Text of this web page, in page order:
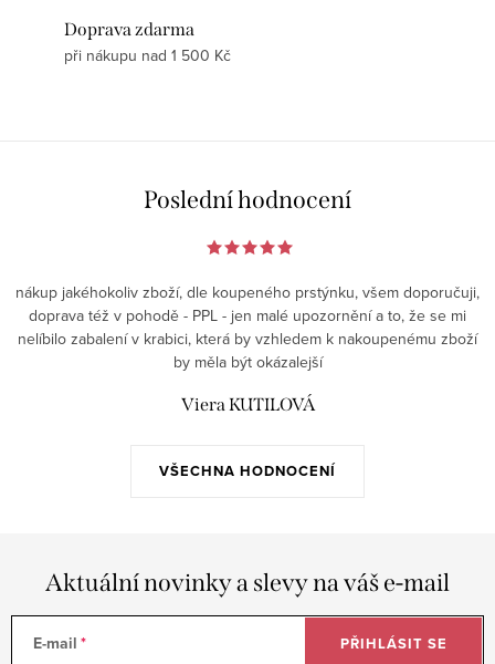
Doprava zdarma
při nákupu nad 1 500 Kč
Poslední hodnocení
VŠECHNA HODNOCENÍ
nákup jakéhokoliv zboží, dle koupeného prstýnku, všem doporučuji,
doprava též v pohodě - PPL - jen malé upozornění a to, že se mi
nelíbilo zabalení v krabici, která by vzhledem k nakoupenému zboží
by měla být okázalejší
Viera KUTILOVÁ
Aktuální novinky a slevy na váš e-mail
E-mail PŘIHLÁSIT SE